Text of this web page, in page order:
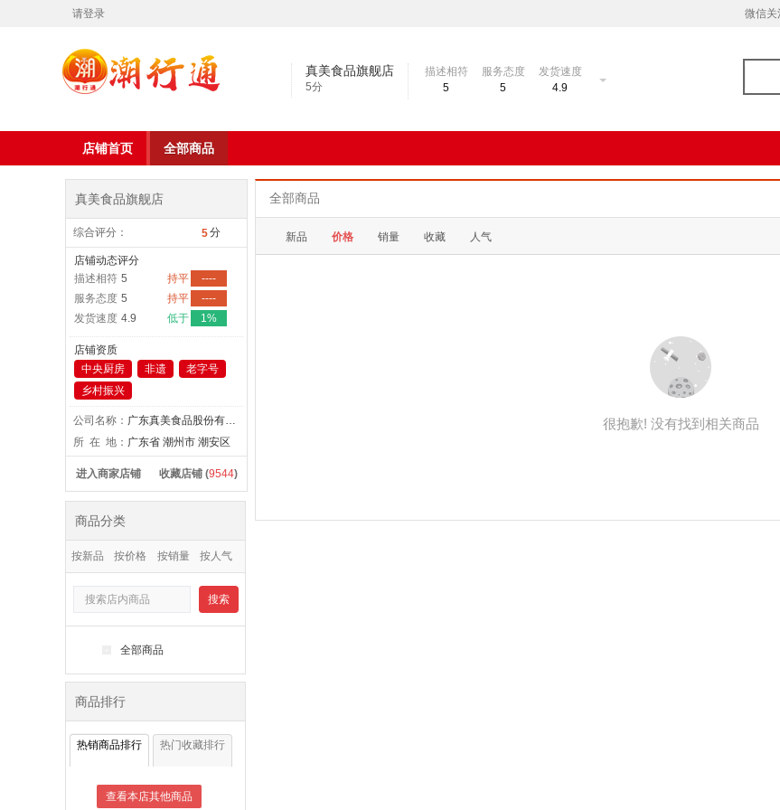
请登录 微信关
真美食品旗舰店
5分
描述相符
5
服务态度
5
发货速度
4.9
店铺首页 全部商品
全部商品
新品 价格 销量 收藏 人气
很抱歉! 没有找到相关商品
真美食品旗舰店
综合评分： 5分
店铺动态评分
描述相符 5 持平
----
服务态度 5 持平
----
发货速度 4.9 低于 1%
店铺资质
中央厨房
非遗
老字号
乡村振兴
公司名称：
广东真美食品股份有限公司
所 在 地： 广东省 潮州市 潮安区
进入商家店铺 收藏店铺 (9544)
商品分类
按新品 按价格 按销量 按人气
搜索
全部商品
商品排行
热销商品排行 热门收藏排行
查看本店其他商品